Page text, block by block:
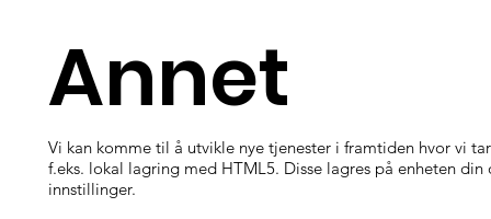
Annet
Vi kan komme til å utvikle nye tjenester i framtiden hvor vi
f.eks. lokal lagring med HTML5. Disse lagres på enheten
innstillinger.